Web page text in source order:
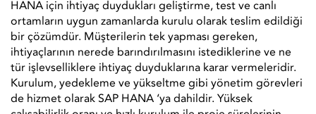
HANA için ihtiyaç duydukları geliştirme, test ve canlı
ortamların uygun zamanlarda kurulu olarak teslim edildiği
bir çözümdür. Müşterilerin tek yapması gereken,
ihtiyaçlarının nerede barındırılmasını istediklerine ve ne
tür işlevselliklere ihtiyaç duyduklarına karar vermeleridir.
Kurulum, yedekleme ve yükseltme gibi yönetim görevleri
de hizmet olarak SAP HANA ‘ya dahildir. Yüksek